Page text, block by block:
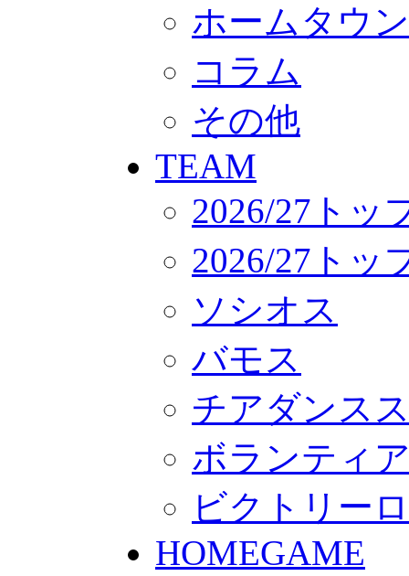
CLUB
2026/27 パートナー企業
クラブ理念
クラブ情報
サステナビリティ
Web制作支援
ホームタウン
コラム
その他
TEAM
2026/27トッ
2026/27トッ
ソシオス
バモス
チアダンス
ボランティ
ビクトリー
HOMEGAME